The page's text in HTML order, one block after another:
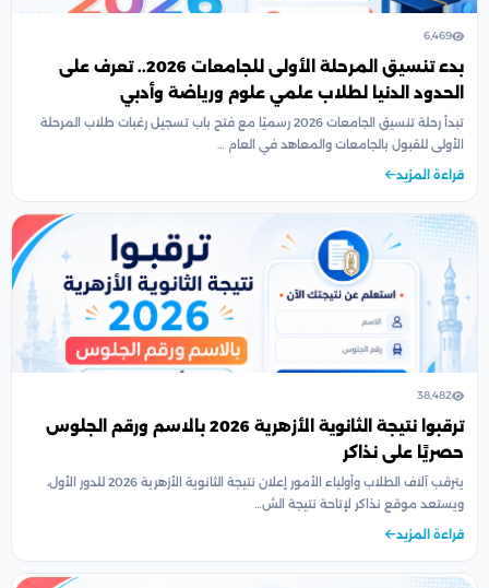
6,469
بدء تنسيق المرحلة الأولى للجامعات 2026.. تعرف على
الحدود الدنيا لطلاب علمي علوم ورياضة وأدبي
تبدأ رحلة تنسيق الجامعات 2026 رسميًا مع فتح باب تسجيل رغبات طلاب المرحلة
الأولى للقبول بالجامعات والمعاهد في العام …
قراءة المزيد
38,482
ترقبوا نتيجة الثانوية الأزهرية 2026 بالاسم ورقم الجلوس
حصريًا على نذاكر
يترقب آلاف الطلاب وأولياء الأمور إعلان نتيجة الثانوية الأزهرية 2026 للدور الأول،
ويستعد موقع نذاكر لإتاحة نتيجة الش…
قراءة المزيد